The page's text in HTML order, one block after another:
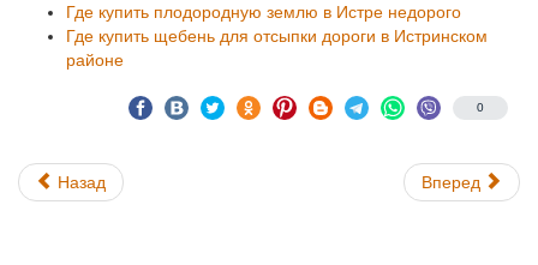
Где купить плодородную землю в Истре недорого
Где купить щебень для отсыпки дороги в Истринском
районе
0
Назад Вперед